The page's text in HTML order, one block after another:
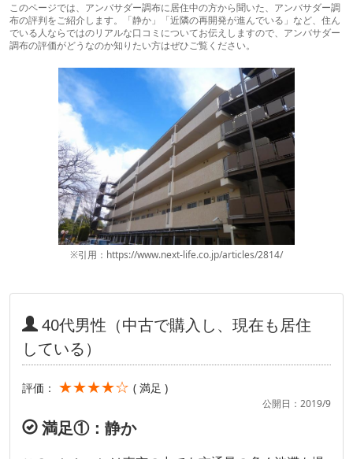
このページでは、アンバサダー調布に居住中の方から聞いた、アンバサダー調
布の評判をご紹介します。「静か」「近隣の再開発が進んでいる」など、住ん
でいる人ならではのリアルな口コミについてお伝えしますので、アンバサダー
調布の評価がどうなのか知りたい方はぜひご覧ください。
※引用：https://www.next-life.co.jp/articles/2814/
40代男性（中古で購入し、現在も居住
している）
評価： ★★★★☆ ( 満足 )
公開日：2019/9
満足①：静か